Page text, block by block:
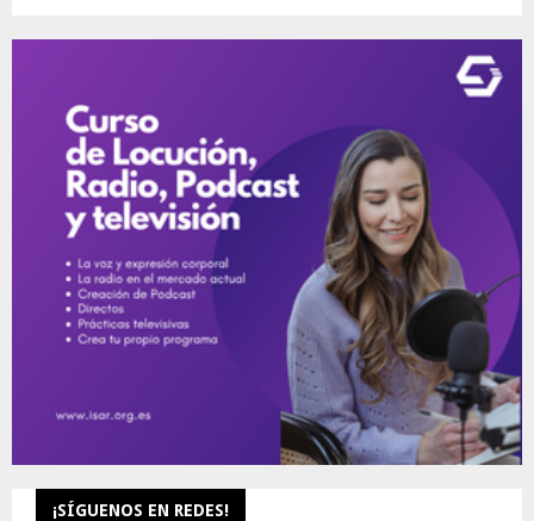
E
¡SÍGUENOS EN REDES!